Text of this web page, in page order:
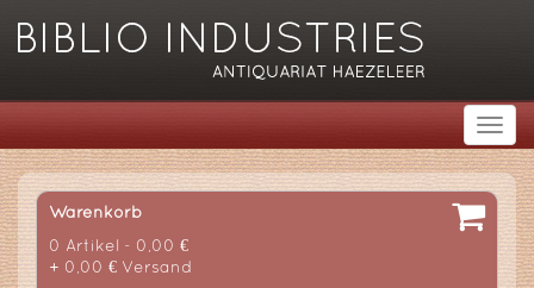
Warenkorb
0 Artikel - 0,00 €
+ 0,00 € Versand